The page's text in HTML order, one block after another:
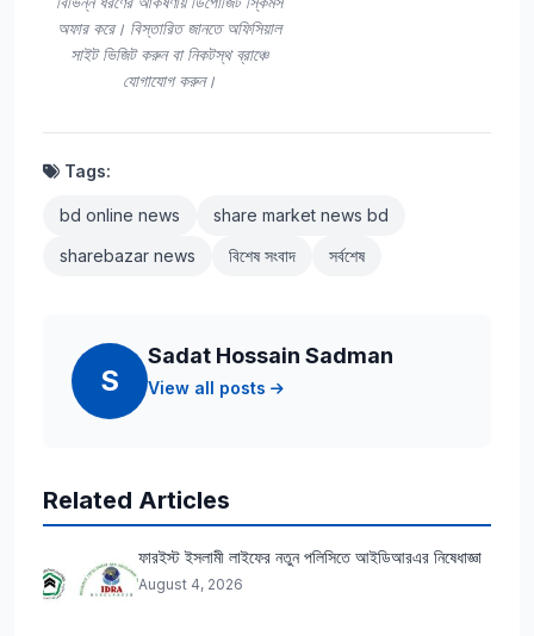
অফার করে। বিস্তারিত জানতে অফিসিয়াল
সাইট ভিজিট করুন বা নিকটস্থ ব্রাঞ্চে
যোগাযোগ করুন।
Tags:
bd online news
share market news bd
sharebazar news
বিশেষ সংবাদ সর্বশেষ
S
Sadat Hossain Sadman
View all posts
Related Articles
ফারইস্ট ইসলামী লাইফের নতুন পলিসিতে আইডিআরএর নিষেধাজ্ঞা
August 4, 2026